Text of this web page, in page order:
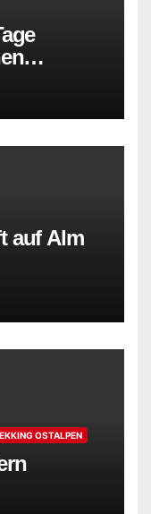
auf Alm
OSTALPEN